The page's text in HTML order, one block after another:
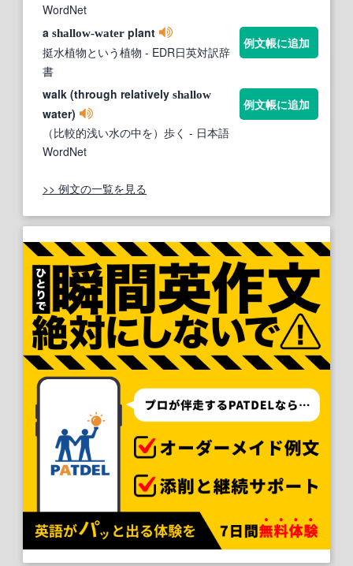
WordNet
a shallow-water plant
挺水植物という植物 - EDR日英対訳辞
書
例文帳に追加
walk (through relatively shallow
water)
（比較的浅い水の中を）歩く - 日本語
WordNet
例文帳に追加
>> 例文の一覧を見る